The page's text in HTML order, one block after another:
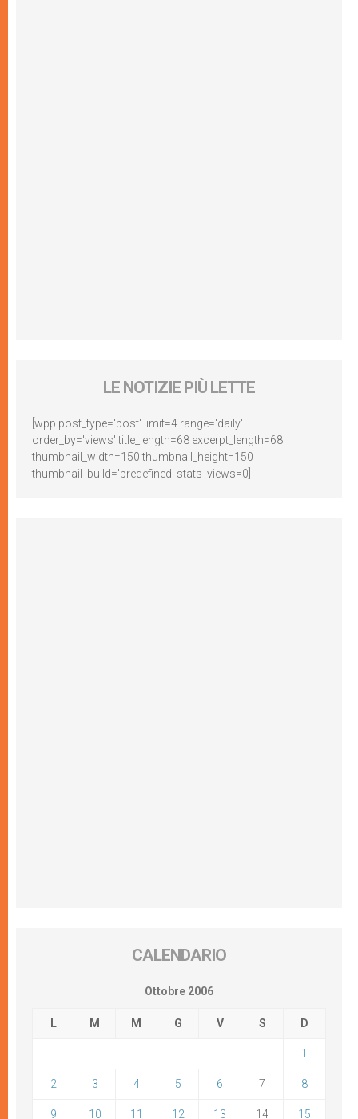
LE NOTIZIE PIÙ LETTE
[wpp post_type='post' limit=4 range='daily'
order_by='views' title_length=68 excerpt_length=68
thumbnail_width=150 thumbnail_height=150
thumbnail_build='predefined' stats_views=0]
CALENDARIO
Ottobre 2006
L M M G V S D
1
2 3 4 5 6 7 8
9 10 11 12 13 14 15